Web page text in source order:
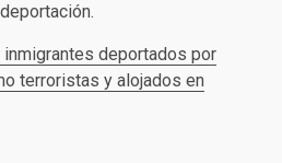
inmigrantes deportados por
terroristas y alojados en